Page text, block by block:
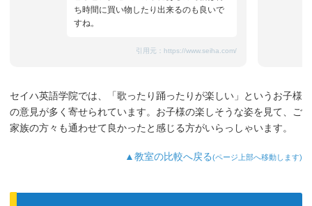
ち時間に買い物したり出来るのも良いで
すね。
引用元： https://www.seiha.com/
セイハ英語学院では、「歌ったり踊ったりが楽しい」というお子様
の意見が多く寄せられています。お子様の楽しそうな姿を見て、ご
家族の方々も通わせて良かったと感じる方がいらっしゃいます。
▲教室の比較へ戻る(ページ上部へ移動します)